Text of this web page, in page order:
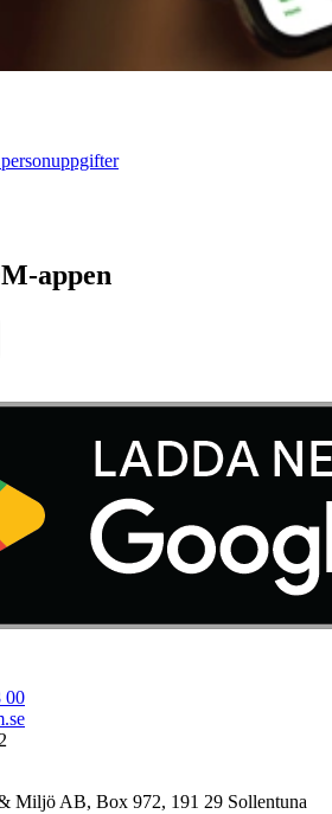
appen
00
Miljö AB, Box 972, 191 29 Sollentuna